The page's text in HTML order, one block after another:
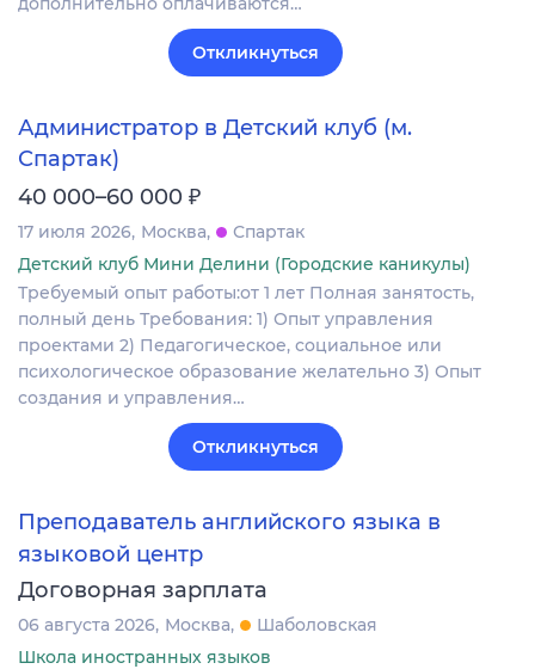
Откликнуться
Администратор в Детский клуб (м.
Спартак)
40 000–60 000 ₽
17 июля 2026 Москва
Спартак
Детский клуб Мини Делини (Городские каникулы)
Требуемый опыт работы:от 1 лет Полная занятость,
полный день Требования: 1) Опыт управления
проектами 2) Педагогическое, социальное или
психологическое образование желательно 3) Опыт
создания и управления…
Откликнуться
Преподаватель английского языка в
языковой центр
Договорная зарплата
06 августа 2026 Москва
Шаболовская
Школа иностранных языков